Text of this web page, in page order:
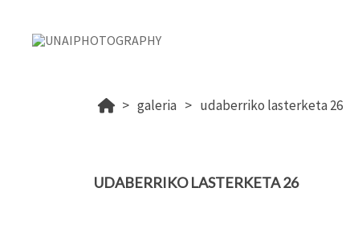
galeria udaberriko lasterketa 26
UDABERRIKO LASTERKETA 26